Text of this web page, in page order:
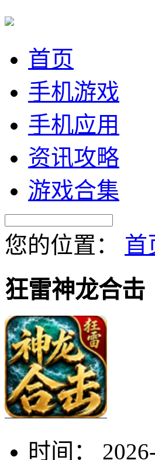
首页
手机游戏
手机应用
资讯攻略
游戏合集
您的位置： 首
狂雷神龙合击
时间：